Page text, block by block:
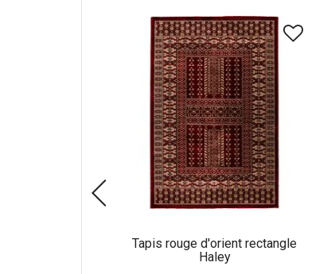
Tapis rouge d'orient rectangle
Haley